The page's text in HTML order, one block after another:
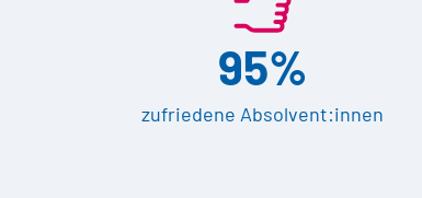
95%
zufriedene Absolvent:innen